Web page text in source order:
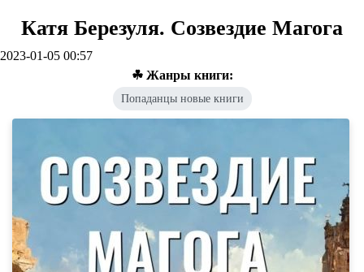
Катя Березуля. Созвездие Магога
2023-01-05 00:57
☘ Жанры книги:
Попаданцы новые книги